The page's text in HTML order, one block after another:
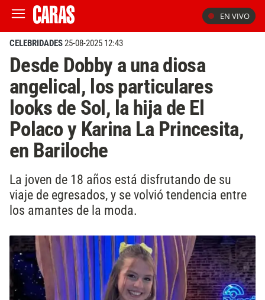
EN VIVO
CELEBRIDADES25-08-2025 12:43
Desde Dobby a una diosa
angelical, los particulares
looks de Sol, la hija de El
Polaco y Karina La Princesita,
en Bariloche
La joven de 18 años está disfrutando de su
viaje de egresados, y se volvió tendencia entre
los amantes de la moda.